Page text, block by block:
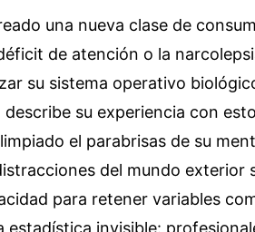
una nueva clase de
de atención o la
su sistema operativo
su experiencia con
el parabrisas de su
del mundo exterior
para retener variables
estadística invisible: